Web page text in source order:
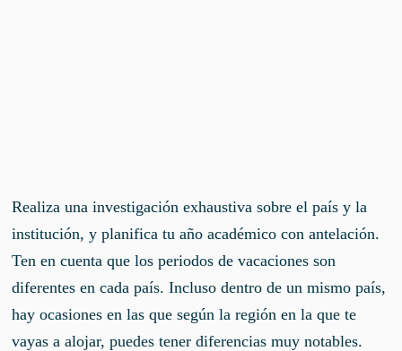
Realiza una investigación exhaustiva sobre el país y la
institución, y planifica tu año académico con antelación.
Ten en cuenta que los periodos de vacaciones son
diferentes en cada país. Incluso dentro de un mismo país,
hay ocasiones en las que según la región en la que te
vayas a alojar, puedes tener diferencias muy notables.